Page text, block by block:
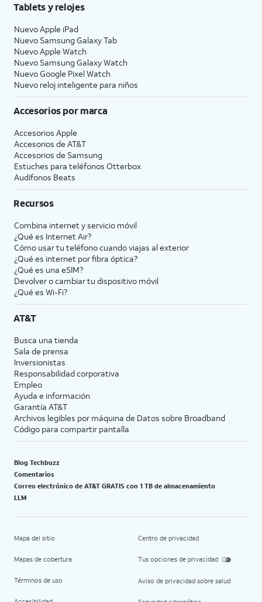
Tablets y relojes
Nuevo Apple iPad
Nuevo Samsung Galaxy Tab
Nuevo Apple Watch
Nuevo Samsung Galaxy Watch
Nuevo Google Pixel Watch
Nuevo reloj inteligente para niños
Accesorios por marca
Accesorios Apple
Accesorios de AT&T
Accesorios de Samsung
Estuches para teléfonos Otterbox
Audífonos Beats
Recursos
Combina internet y servicio móvil
¿Qué es Internet Air?
Cómo usar tu teléfono cuando viajas al exterior
¿Qué es internet por fibra óptica?
¿Qué es una eSIM?
Devolver o cambiar tu dispositivo móvil
¿Qué es Wi-Fi?
AT&T
Busca una tienda
Sala de prensa
Inversionistas
Responsabilidad corporativa
Empleo
Ayuda e información
Garantía AT&T
Archivos legibles por máquina de Datos sobre Broadband
Código para compartir pantalla
Blog Techbuzz
Comentarios
Correo electrónico de AT&T GRATIS con 1 TB de almacenamiento
LLM
Mapa del sitio
Mapas de cobertura
Términos de uso
Centro de privacidad
Tus opciones de privacidad
Aviso de privacidad sobre salud